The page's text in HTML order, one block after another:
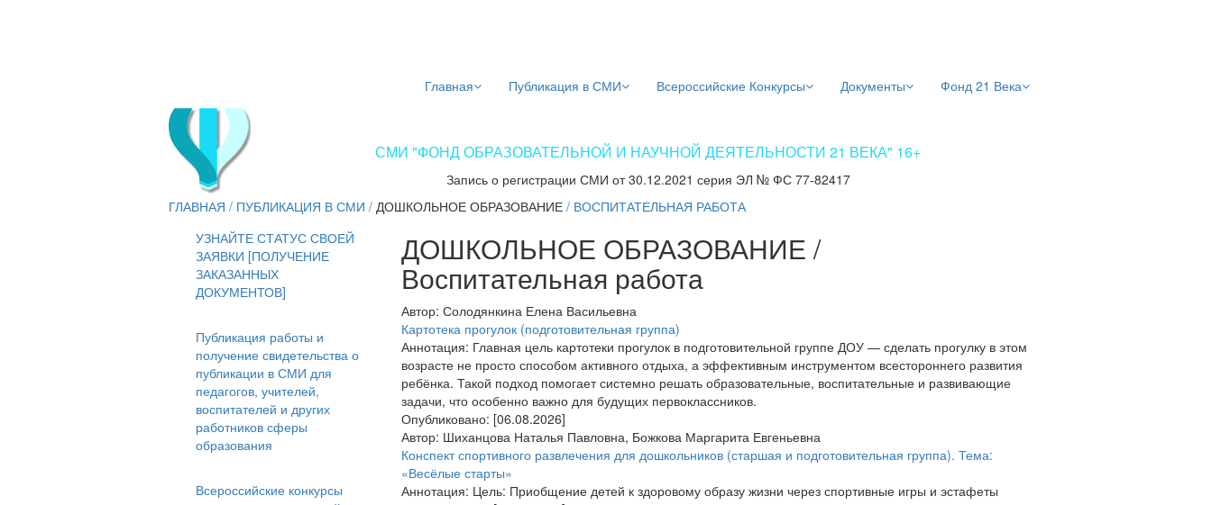
Главная Публикация в СМИ Всероссийские Конкурсы Документы Фонд 21 Века
СМИ "ФОНД ОБРАЗОВАТЕЛЬНОЙ И НАУЧНОЙ ДЕЯТЕЛЬНОСТИ 21 ВЕКА" 16+
Запись о регистрации СМИ от 30.12.2021 серия ЭЛ № ФС 77-82417
ГЛАВНАЯ / ПУБЛИКАЦИЯ В СМИ / ДОШКОЛЬНОЕ ОБРАЗОВАНИЕ / ВОСПИТАТЕЛЬНАЯ РАБОТА
УЗНАЙТЕ СТАТУС СВОЕЙ
ЗАЯВКИ [ПОЛУЧЕНИЕ
ЗАКАЗАННЫХ
ДОКУМЕНТОВ]
Публикация работы и
получение свидетельства о
публикации в СМИ для
педагогов, учителей,
воспитателей и других
работников сферы
образования
Всероссийские конкурсы
ДОШКОЛЬНОЕ ОБРАЗОВАНИЕ /
Воспитательная работа
Автор: Солодянкина Елена Васильевна
Картотека прогулок (подготовительная группа)
Аннотация: Главная цель картотеки прогулок в подготовительной группе ДОУ — сделать прогулку в этом
возрасте не просто способом активного отдыха, а эффективным инструментом всестороннего развития
ребёнка. Такой подход помогает системно решать образовательные, воспитательные и развивающие
задачи, что особенно важно для будущих первоклассников.
Опубликовано: [06.08.2026]
Автор: Шиханцова Наталья Павловна, Божкова Маргарита Евгеньевна
Конспект спортивного развлечения для дошкольников (старшая и подготовительная группа). Тема:
«Весёлые старты»
Аннотация: Цель: Приобщение детей к здоровому образу жизни через спортивные игры и эстафеты